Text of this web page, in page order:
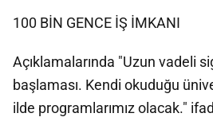
100 BİN GENCE İŞ İMKANI
Açıklamalarında "Uzun vadeli
başlaması. Kendi okuduğu
ilde programlarımız olacak."